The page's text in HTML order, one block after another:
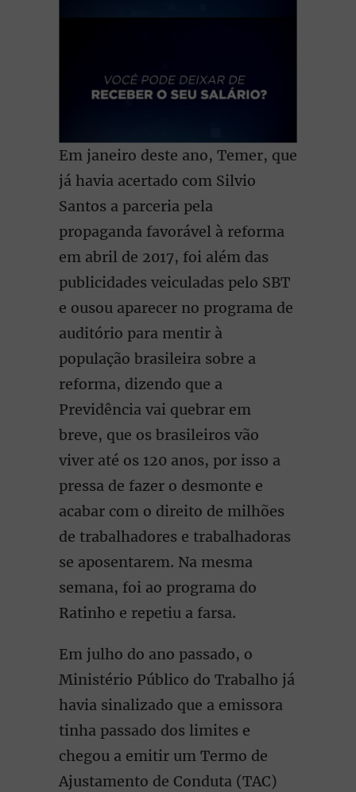
Em janeiro deste ano, Temer, que
já havia acertado com Silvio
Santos a parceria pela
propaganda favorável à reforma
em abril de 2017, foi além das
publicidades veiculadas pelo SBT
e ousou aparecer no programa de
auditório para mentir à
população brasileira sobre a
reforma, dizendo que a
Previdência vai quebrar em
breve, que os brasileiros vão
viver até os 120 anos, por isso a
pressa de fazer o desmonte e
acabar com o direito de milhões
de trabalhadores e trabalhadoras
se aposentarem. Na mesma
semana, foi ao programa do
Ratinho e repetiu a farsa.
Em julho do ano passado, o
Ministério Público do Trabalho já
havia sinalizado que a emissora
tinha passado dos limites e
chegou a emitir um Termo de
Ajustamento de Conduta (TAC)